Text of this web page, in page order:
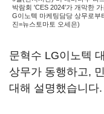
박람회 'CES 2024'가 개막한
G이노텍 마케팅담당 상무로부
진=뉴스토마토 오세은)
문혁수 LG이노텍
상무가 동행하고,
대해 설명했습니다.